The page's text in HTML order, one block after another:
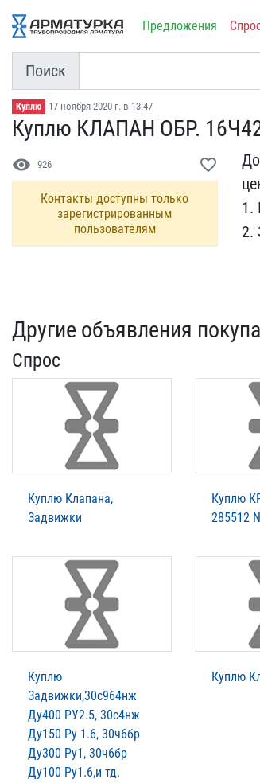
Предложения
Поиск
Куплю 17 ноября 2020 г. в 13:47
Куплю КЛАПАН ОБР.
visibility 926 favorite_border
Контакты доступны только
зарегистрированным
пользователям
1.
2.
Другие объявления
Спрос
Куплю Клапана,
Задвижки
Куплю
285512
Куплю
Задвижки,30с964нж
Ду400 РУ2.5, 30с4нж
Ду150 Ру 1.6, 30ч6бр
Ду300 Ру1, 30ч6бр
Ду100 Ру1.6,и тд.
Куплю